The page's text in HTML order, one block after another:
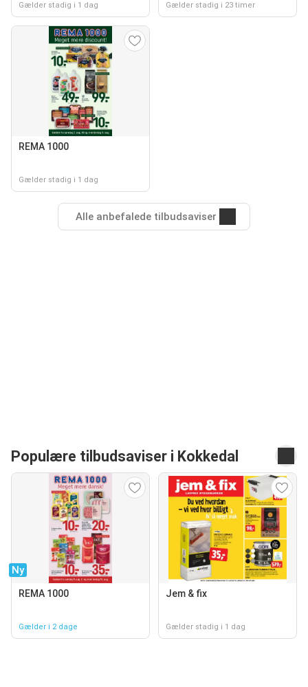
Gælder stadig i 1 dag Gælder stadig i 23 timer
REMA 1000
Gælder stadig i 1 dag
Alle anbefalede tilbudsaviser
Populære tilbudsaviser i Kokkedal
Ny
REMA 1000
Gælder i 2 dage
Jem & fix
Gælder stadig i 1 dag